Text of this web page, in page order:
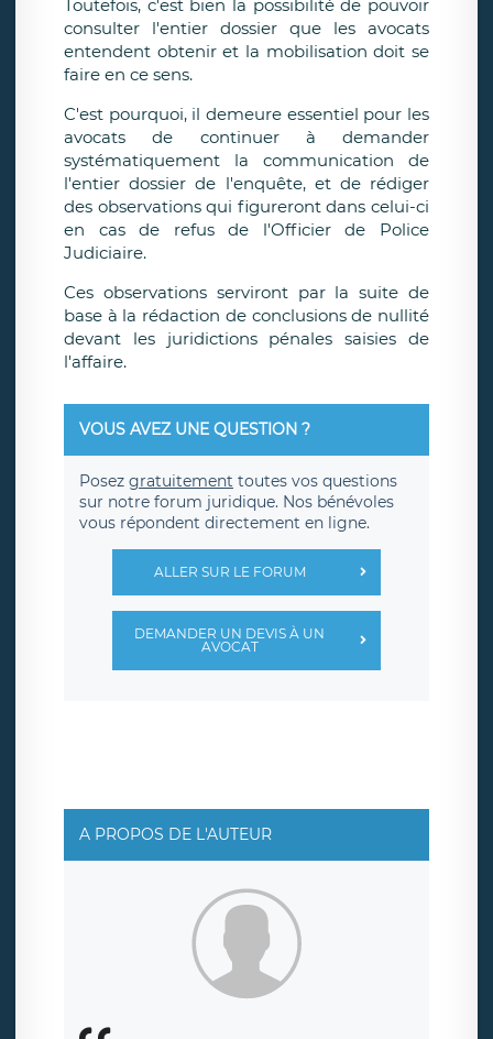
Toutefois, c'est bien la possibilité de pouvoir
consulter l'entier dossier que les avocats
entendent obtenir et la mobilisation doit se
faire en ce sens.
C'est pourquoi, il demeure essentiel pour les
avocats de continuer à demander
systématiquement la communication de
l'entier dossier de l'enquête, et de rédiger
des observations qui figureront dans celui-ci
en cas de refus de l'Officier de Police
Judiciaire.
Ces observations serviront par la suite de
base à la rédaction de conclusions de nullité
devant les juridictions pénales saisies de
l'affaire.
VOUS AVEZ UNE QUESTION ?
Posez gratuitement toutes vos questions
sur notre forum juridique. Nos bénévoles
vous répondent directement en ligne.
ALLER SUR LE FORUM
DEMANDER UN DEVIS À UN
AVOCAT
A PROPOS DE L'AUTEUR